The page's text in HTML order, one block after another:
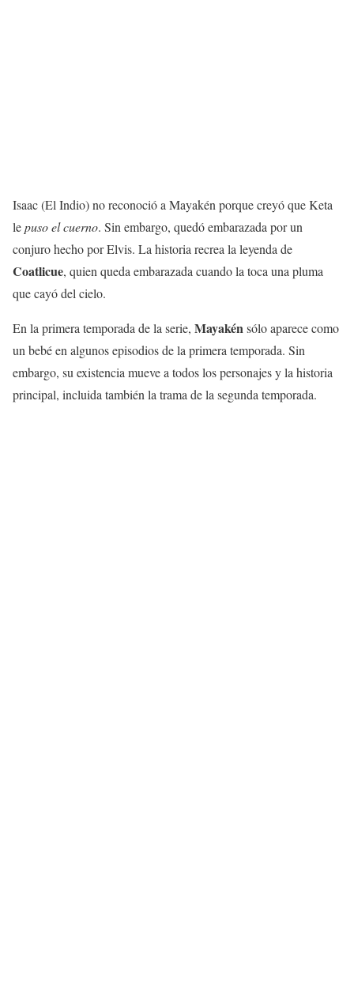
Isaac (El Indio) no reconoció a Mayakén porque creyó que Keta
lepuso el cuerno. Sin embargo, quedó embarazada por un
conjuro hecho por Elvis. La historia recrea la leyenda de
Coatlicue, quien queda embarazada cuando la toca una pluma
que cayó del cielo.
En la primera temporada de la serie, Mayakénsólo aparece como
un bebé en algunos episodios de la primera temporada. Sin
embargo, su existencia mueve a todos los personajes y la historia
principal, incluida también la trama de la segunda temporada.